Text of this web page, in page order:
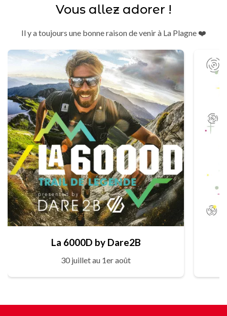
Vous allez adorer !
Il y a toujours une bonne raison de venir à La Plagne ❤️
La 6000D by Dare2B
30 juillet au 1er août